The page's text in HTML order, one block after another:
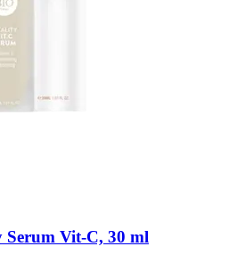
Serum Vit-​C, 30 ml